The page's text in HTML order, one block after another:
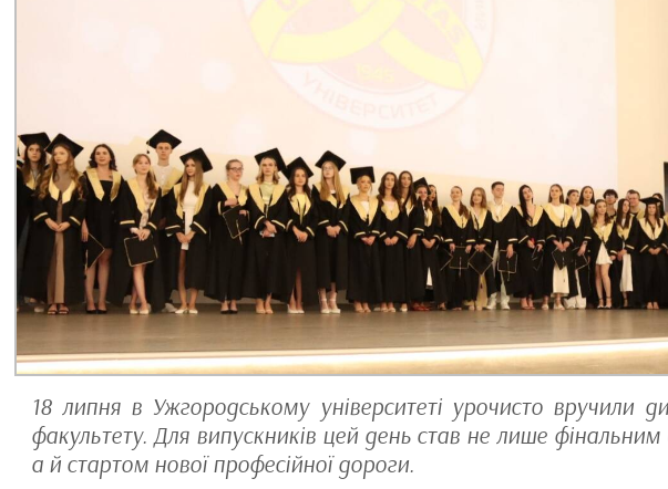
18 липня в Ужгородському університеті урочисто вручили
факультету. Для випускників цей день став не лише
а й стартом нової професійної дороги.